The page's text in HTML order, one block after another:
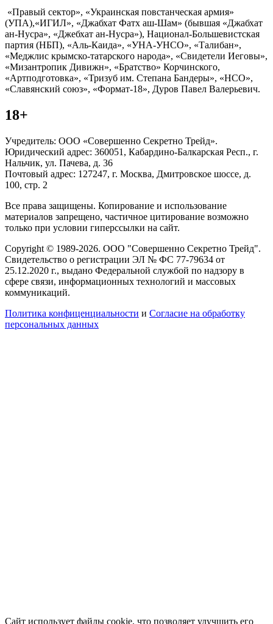
«Правый сектор», «Украинская повстанческая армия»
(УПА),«ИГИЛ», «Джабхат Фатх аш-Шам» (бывшая «Джабхат
ан-Нусра», «Джебхат ан-Нусра»), Национал-Большевистская
партия (НБП), «Аль-Каида», «УНА-УНСО», «Талибан»,
«Меджлис крымско-татарского народа», «Свидетели Иеговы»,
«Мизантропик Дивижн», «Братство» Корчинского,
«Артподготовка», «Тризуб им. Степана Бандеры», «НСО»,
«Славянский союз», «Формат-18», Дуров Павел Валерьевич.
18+
Учредитель: ООО «Совершенно Секретно Трейд».
Юридический адрес: 360051, Кабардино-Балкарская Респ., г.
Нальчик, ул. Пачева, д. 36
Почтовый адрес: 127247, г. Москва, Дмитровское шоссе, д.
100, стр. 2
Все права защищены. Копирование и использование
материалов запрещено, частичное цитирование возможно
только при условии гиперссылки на сайт.
Copyright © 1989-2026. ООО "Совершенно Секретно Трейд".
Свидетельство о регистрации ЭЛ № ФС 77-79634 от
25.12.2020 г., выдано Федеральной службой по надзору в
сфере связи, информационных технологий и массовых
коммуникаций.
Политика конфиценциальности и Согласие на обработку
персональных данных
Сайт использует файлы cookie, что позволяет улучшить его